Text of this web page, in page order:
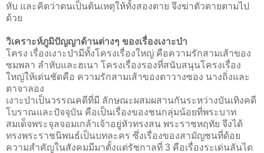
หับ และคิดว่าตนเป็นต้นเหตุให้ทั้งสองตาย จึงฆ่าตัวตายตามไป
ด้วย
วิเคราะห์ภูมิปัญญาด้านต่างๆ ของเรื่องเงาะป่า
โครง เรื่องเงาะป่ามีทั้งโครงเรื่องใหญ่ คือความรักสามเส้าของ
ซมพลา ลำหับและฮเนา โครงเรื่องรองที่สนับสนุนโครงเรื่อง
ใหญ่ให้เด่นชัดคือ ความรักสามเส้าของตาวางซอง นางถิ่งและ
ตาจาลอง
เงาะป่าเป็นวรรณคดีที่มี ลักษณะผสมผสานกันระหว่างบันเทิงคดี
โบราณและปัจจุบัน คือเป็นเรื่องของชนกลุ่มน้อยที่พระบาท
สมเด็จพระจุลจอมเกล้าเจ้าอยู่หัวทรงสน พระราชหฤทัย จึงได้
ทรงพระราชนิพนธ์เป็นบทละคร ซึ่งเรื่องของสามัญชนที่ด้อย
ความสำคัญในสังคมมีมาตั้งแต่รัชกาลที่ 3 คือเรื่องระเด่นลันได